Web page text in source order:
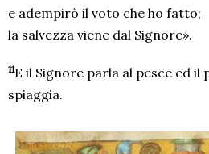
e adempirò il voto che ho fatto;
la salvezza viene dal Signore».
11E il Signore parla al pesce ed il
spiaggia.